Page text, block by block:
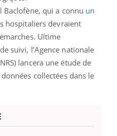
qui a connu un
hospitaliers devraient
Ultime
suivi, l’Agence nationale
lancera une étude de
collectées dans le